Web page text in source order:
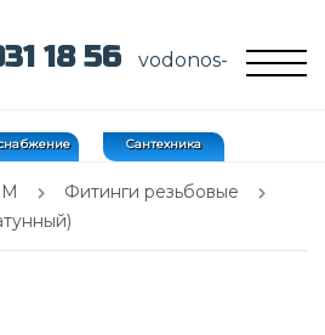
18 56
vodonos-
Сантехника
Фитинги резьбовые